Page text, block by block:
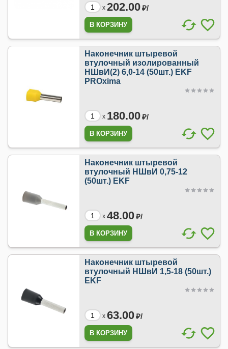
x 202.00₽/
Наконечник штыревой
втулочный изолированный
НШвИ(2) 6,0-14 (50шт.) EKF
PROxima
x 180.00₽/
Наконечник штыревой
втулочный НШвИ 0,75-12
(50шт.) EKF
x 48.00₽/
Наконечник штыревой
втулочный НШвИ 1,5-18 (50шт.)
EKF
x 63.00₽/